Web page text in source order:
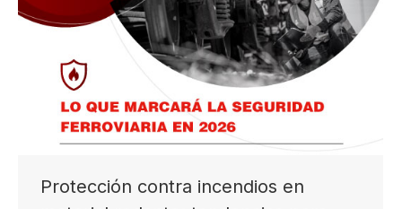
Protección contra incendios en